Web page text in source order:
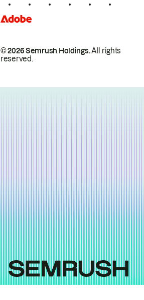
© 2026 Semrush Holdings.All rights
reserved.